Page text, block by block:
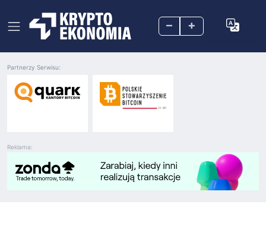
– +
Reklama:
Partnerzy Serwisu: